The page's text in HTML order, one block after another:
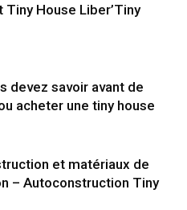
Tiny House Liber’Tiny
devez savoir avant de
acheter une tiny house
et matériaux de
– Autoconstruction Tiny